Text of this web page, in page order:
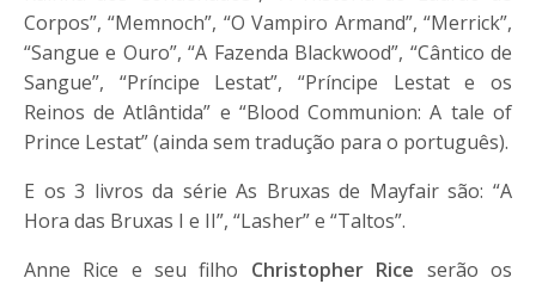
Corpos”, “Memnoch”, “O Vampiro Armand”, “Merrick”,
“Sangue e Ouro”, “A Fazenda Blackwood”, “Cântico de
Sangue”, “Príncipe Lestat”, “Príncipe Lestat e os
Reinos de Atlântida” e “Blood Communion: A tale of
Prince Lestat” (ainda sem tradução para o português).
E os 3 livros da série As Bruxas de Mayfair são: “A
Hora das Bruxas I e II”, “Lasher” e “Taltos”.
Anne Rice e seu filho Christopher Rice serão os